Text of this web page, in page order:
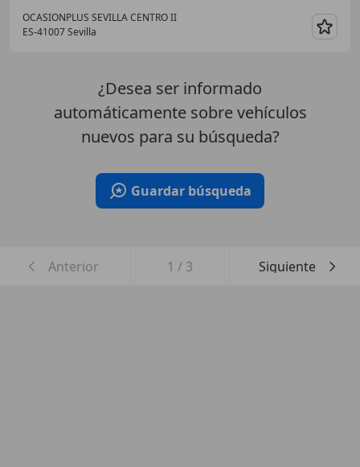
OCASIONPLUS SEVILLA CENTRO II
ES-41007 Sevilla
¿Desea ser informado
automáticamente sobre vehículos
nuevos para su búsqueda?
Guardar búsqueda
Anterior 1 / 3 Siguiente